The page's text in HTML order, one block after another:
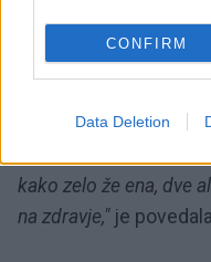
CONFIRM
Data Deletion
Nikoli ni
spremembe
"Pozitivne učinke smo
kako zelo že ena, dve
na zdravje," je